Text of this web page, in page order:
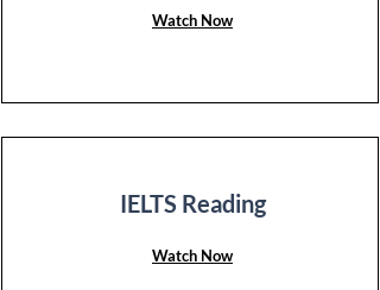
Watch Now
IELTS Reading
Watch Now